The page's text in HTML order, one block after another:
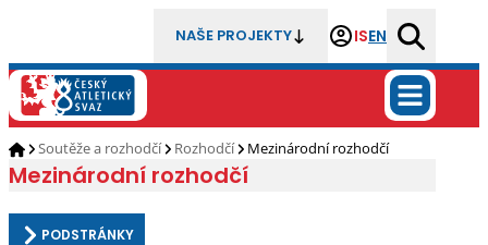
NAŠE PROJEKTY ISEN
Soutěže a rozhodčí Rozhodčí Mezinárodní rozhodčí
Mezinárodní rozhodčí
PODSTRÁNKY